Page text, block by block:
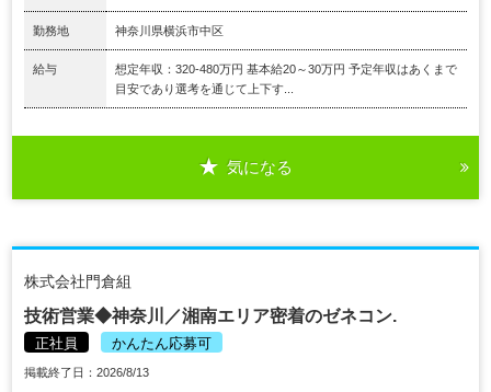
勤務地 神奈川県横浜市中区
給与
想定年収：320-480万円 基本給20～30万円 予定年収はあくまで
目安であり選考を通じて上下す...
気になる
株式会社門倉組
技術営業◆神奈川／湘南エリア密着のゼネコン.
正社員 かんたん応募可
掲載終了日：2026/8/13